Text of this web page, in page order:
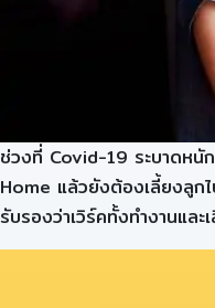
ช่วงที่ Covid-19 ระบาดห
Home แล้วยังต้องเลี้ยงลูก
รับรองว่าเวิร์คทั้งทำงานและ